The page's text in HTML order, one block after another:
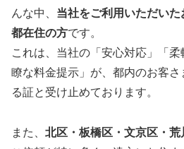
んな中、 当社をご利用いただい
都在住の方です。
これは、当社の「安心対応」「
瞭な料金提示」が、都内のお客
る証と受け止めております。
また、 北区・板橋区・文京区・荒